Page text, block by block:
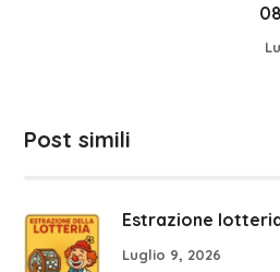
Post simili
Estrazione
Luglio 9, 2026